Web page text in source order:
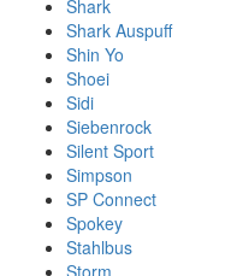
Shark
Shark Auspuff
Shin Yo
Shoei
Sidi
Siebenrock
Silent Sport
Simpson
SP Connect
Spokey
Stahlbus
Storm